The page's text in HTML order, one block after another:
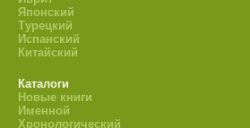
Японский
Турецкий
Испанский
Китайский
Каталоги
Новые книги
Именной
Хронологический